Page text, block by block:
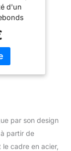
d'un
pliable
fois
et
réglable
par son design
partir de
cadre en acier,